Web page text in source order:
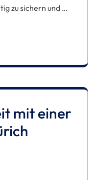
zu sichern und …
mit einer